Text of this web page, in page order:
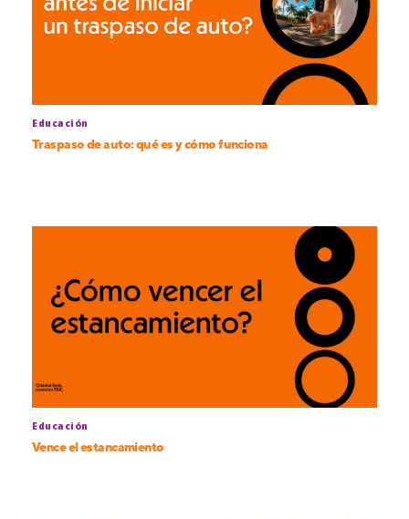
Educación
Traspaso de auto: qué es y cómo funciona
Educación
Vence el estancamiento